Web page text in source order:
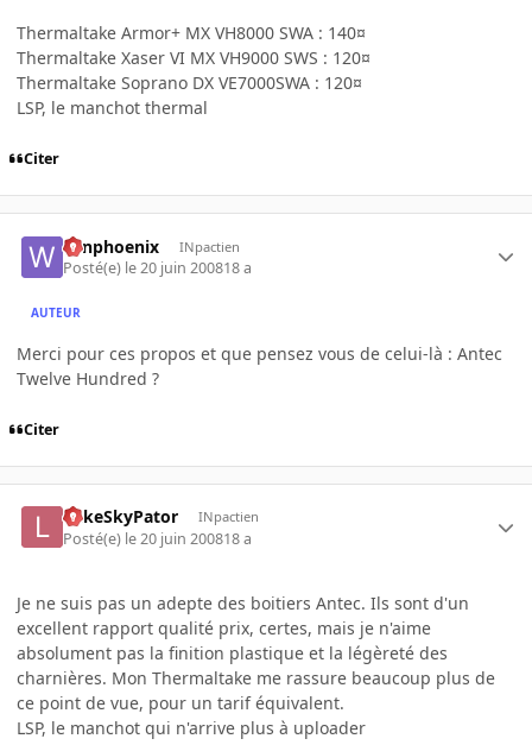
Thermaltake Armor+ MX VH8000 SWA : 140¤
Thermaltake Xaser VI MX VH9000 SWS : 120¤
Thermaltake Soprano DX VE7000SWA : 120¤
LSP, le manchot thermal
Citer
winphoenix INpactien
Posté(e) le 20 juin 200818 a
AUTEUR
Merci pour ces propos et que pensez vous de celui-là : Antec
Twelve Hundred ?
Citer
LukeSkyPator INpactien
Posté(e) le 20 juin 200818 a
Je ne suis pas un adepte des boitiers Antec. Ils sont d'un
excellent rapport qualité prix, certes, mais je n'aime
absolument pas la finition plastique et la légèreté des
charnières. Mon Thermaltake me rassure beaucoup plus de
ce point de vue, pour un tarif équivalent.
LSP, le manchot qui n'arrive plus à uploader